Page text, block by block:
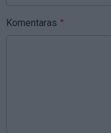
Komentaras